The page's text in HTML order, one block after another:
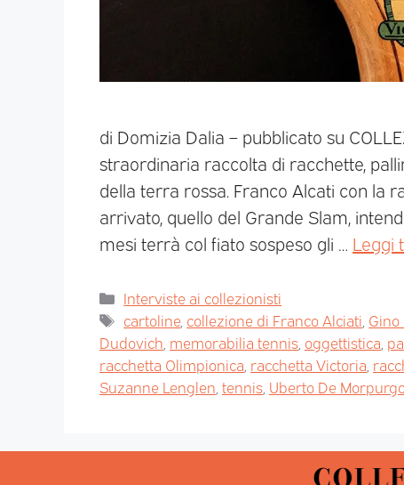
di Domizia Dalia – pubblicato su
straordinaria raccolta di racchette,
della terra rossa. Franco Alcati con la
arrivato, quello del Grande Slam,
mesi terrà col fiato sospeso gli … Leggi
Interviste ai collezionisti
cartoline, collezione di Franco Alciati Gino
Dudovich memorabilia tennis oggettistica
racchetta Olimpionica racchetta Victoria
Suzanne Lenglen tennis Uberto De